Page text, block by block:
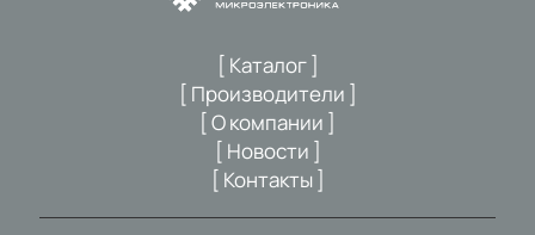
[ Каталог ]
[ Производители ]
[ О компании ]
[ Новости ]
[ Контакты ]